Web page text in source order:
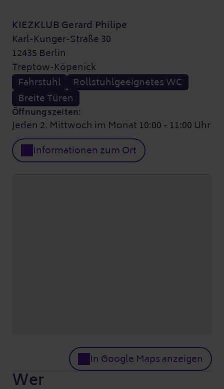
KIEZKLUB Gerard Philipe
Karl-Kunger-Straße 30
12435 Berlin
Treptow-Köpenick
Fahrstuhl
Rollstuhlgeeignetes WC
Breite Türen
Öffnungszeiten:
Jeden 2. Mittwoch im Monat 10:00 - 11:00 Uhr
Informationen zum Ort
In Google Maps anzeigen
Wer